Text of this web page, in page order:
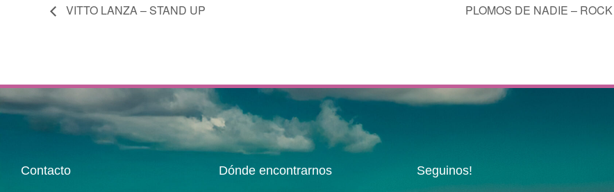
VITTO LANZA – STAND UP PLOMOS DE NADIE – ROCK
Contacto Dónde encontrarnos Seguinos!